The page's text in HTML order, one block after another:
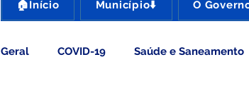
🏠Início Município⬇️ O
Geral COVID-19 Saúde e Saneamento